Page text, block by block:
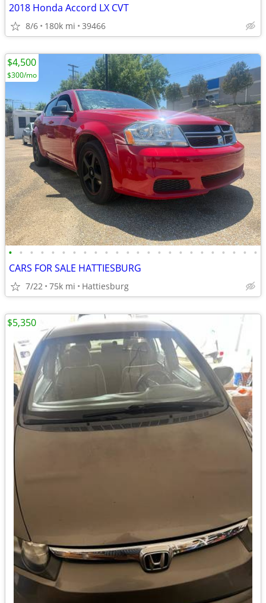
2018 Honda Accord LX CVT
8/6 180k mi 39466
• • • • • • • • • • • • • • • • • • • • • • • •
CARS FOR SALE HATTIESBURG
7/22 75k mi Hattiesburg
$4,500
$300/mo
$5,350